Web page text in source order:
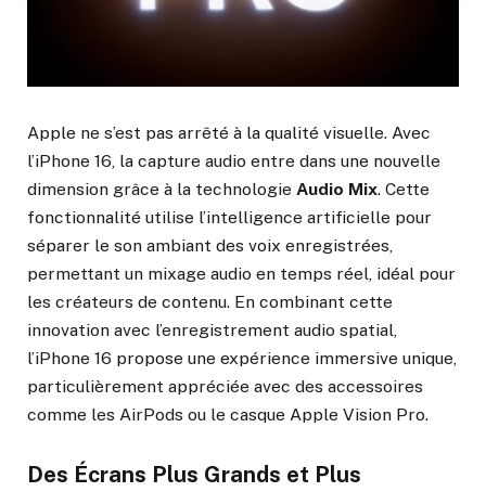
Apple ne s’est pas arrêté à la qualité visuelle. Avec
l’iPhone 16, la capture audio entre dans une nouvelle
dimension grâce à la technologie Audio Mix. Cette
fonctionnalité utilise l’intelligence artificielle pour
séparer le son ambiant des voix enregistrées,
permettant un mixage audio en temps réel, idéal pour
les créateurs de contenu. En combinant cette
innovation avec l’enregistrement audio spatial,
l’iPhone 16 propose une expérience immersive unique,
particulièrement appréciée avec des accessoires
comme les AirPods ou le casque Apple Vision Pro.
Des Écrans Plus Grands et Plus